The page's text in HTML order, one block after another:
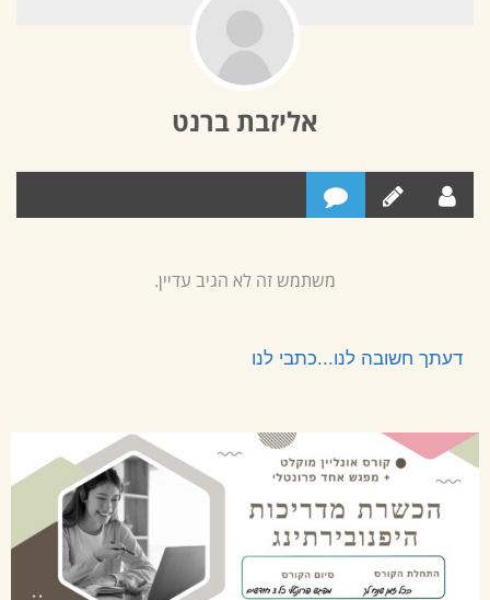
אליזבת ברנט
משתמש זה לא הגיב עדיין.
דעתך חשובה לנו...כתבי לנו